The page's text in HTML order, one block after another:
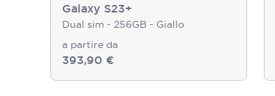
Galaxy S23+
Dual sim - 256GB - Giallo
a partire da
393,90 €